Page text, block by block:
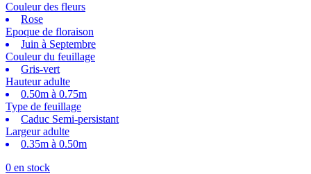
Couleur des fleurs
Rose
Epoque de floraison
Juin à Septembre
Couleur du feuillage
Gris-vert
Hauteur adulte
0.50m à 0.75m
Type de feuillage
Caduc Semi-persistant
Largeur adulte
0.35m à 0.50m
0 en stock